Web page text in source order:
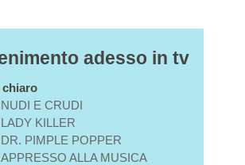
adesso in tv
NUDI E CRUDI
LADY KILLER
DR. PIMPLE POPPER
APPRESSO ALLA MUSICA